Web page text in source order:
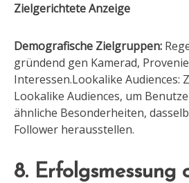
Zielgerichtete Anzeige
Demografische Zielgruppen:
gründend gen Kamerad,
Interessen.Lookalike Audiences:
Lookalike Audiences, um
ähnliche Besonderheiten,
Follower herausstellen.
8. Erfolgsmessung